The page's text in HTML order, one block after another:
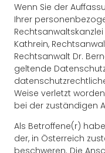
Wenn Sie der
Ihrer
Kathrein,
Rechtsanwalt Dr.
geltende
Weise verletzt
bei der zuständigen
Als Betroffene(r)
der, in Österreich